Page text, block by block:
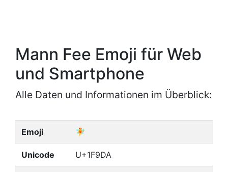
Mann Fee Emoji für Web
und Smartphone
Alle Daten und Informationen im Überblick:
Emoji 🧚
Unicode U+1F9DA